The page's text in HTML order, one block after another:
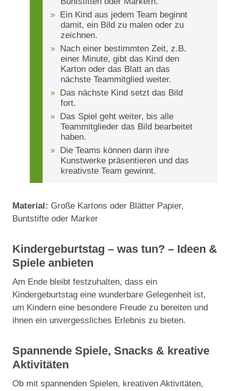
Ein Kind aus jedem Team beginnt
damit, ein Bild zu malen oder zu
zeichnen.
Nach einer bestimmten Zeit, z.B.
einer Minute, gibt das Kind den
Karton oder das Blatt an das
nächste Teammitglied weiter.
Das nächste Kind setzt das Bild
fort.
Das Spiel geht weiter, bis alle
Teammitglieder das Bild bearbeitet
haben.
Die Teams können dann ihre
Kunstwerke präsentieren und das
kreativste Team gewinnt.
Material: Große Kartons oder Blätter Papier,
Buntstifte oder Marker
Kindergeburtstag – was tun? – Ideen &
Spiele anbieten
Am Ende bleibt festzuhalten, dass ein
Kindergeburtstag eine wunderbare Gelegenheit ist,
um Kindern eine besondere Freude zu bereiten und
ihnen ein unvergessliches Erlebnis zu bieten.
Spannende Spiele, Snacks & kreative
Aktivitäten
Ob mit spannenden Spielen, kreativen Aktivitäten,